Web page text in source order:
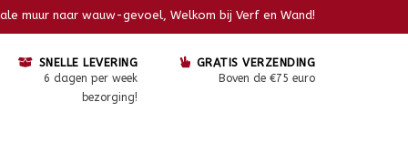
muur naar wauw-gevoel, Welkom bij Verf en Wand!
SNELLE LEVERING
6 dagen per week
bezorging!
GRATIS VERZENDING
Boven de €75 euro